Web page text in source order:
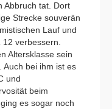
Abbruch tat. Dort
Strecke souverän
Lauf und
verbessern.
Altersklasse sein
Auch bei ihm ist es
und
beim
es sogar noch